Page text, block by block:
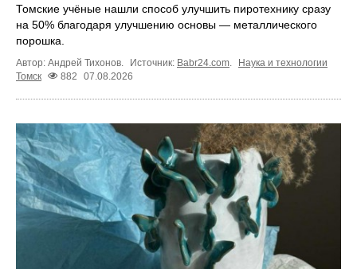
Томские учёные нашли способ улучшить пиротехнику сразу
на 50% благодаря улучшению основы — металлического
порошка.
Автор: Андрей Тихонов. Источник: Babr24.com.
Наука и технологии
Томск
882 07.08.2026